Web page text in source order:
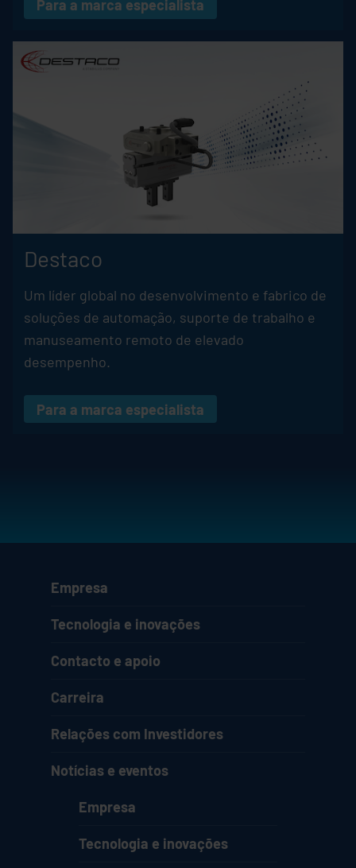
Para a marca especialista
Destaco
Um líder global no desenvolvimento e fabrico de
soluções de automação, suporte de trabalho e
manuseamento remoto de elevado
desempenho.
Para a marca especialista
Empresa
Tecnologia e inovações
Contacto e apoio
Carreira
Relações com Investidores
Notícias e eventos
Empresa
Tecnologia e inovações